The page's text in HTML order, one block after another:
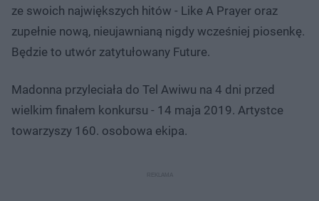
ze swoich największych hitów - Like A Prayer oraz
zupełnie nową, nieujawnianą nigdy wcześniej piosenkę.
Będzie to utwór zatytułowany Future.
Madonna przyleciała do Tel Awiwu na 4 dni przed
wielkim finałem konkursu - 14 maja 2019. Artystce
towarzyszy 160. osobowa ekipa.